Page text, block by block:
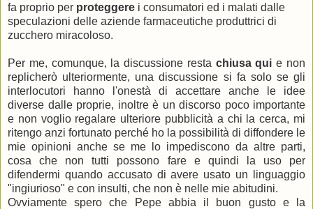
fa proprio per proteggere i consumatori ed i malati dalle
speculazioni delle aziende farmaceutiche produttrici di
zucchero miracoloso.
Per me, comunque, la discussione resta chiusa qui e non
replicherò ulteriormente, una discussione si fa solo se gli
interlocutori hanno l'onestà di accettare anche le idee
diverse dalle proprie, inoltre è un discorso poco importante
e non voglio regalare ulteriore pubblicità a chi la cerca, mi
ritengo anzi fortunato perché ho la possibilità di diffondere le
mie opinioni anche se me lo impediscono da altre parti,
cosa che non tutti possono fare e quindi la uso per
difendermi quando accusato di avere usato un linguaggio
"ingiurioso" e con insulti, che non è nelle mie abitudini.
Ovviamente spero che Pepe abbia il buon gusto e la